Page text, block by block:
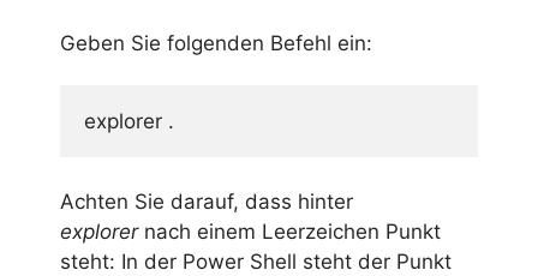
Geben Sie folgenden Befehl ein:
explorer .
Achten Sie darauf, dass hinter
explorernach einem Leerzeichen Punkt
steht: In der Power Shell steht der Punkt